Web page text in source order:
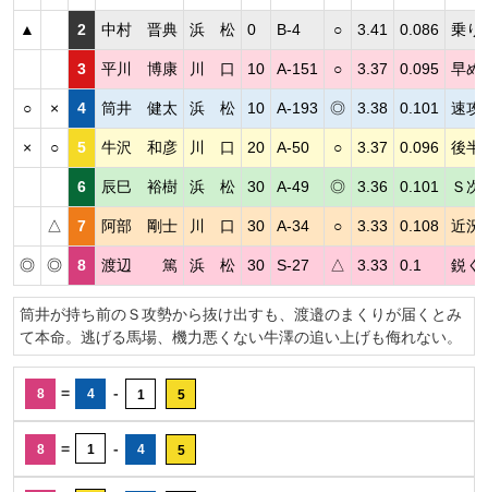
▲ 2 中村 晋典 浜 松 0 B-4 ○ 3.41 0.086 乗り
3 平川 博康 川 口 10 A-151 ○ 3.37 0.095 早め
○ × 4 筒井 健太 浜 松 10 A-193 ◎ 3.38 0.101 速攻
× ○ 5 牛沢 和彦 川 口 20 A-50 ○ 3.37 0.096 後半
6 辰巳 裕樹 浜 松 30 A-49 ◎ 3.36 0.101 Ｓ次
△ 7 阿部 剛士 川 口 30 A-34 ○ 3.33 0.108 近況
◎ ◎ 8 渡辺 篤 浜 松 30 S-27 △ 3.33 0.1 鋭く
筒井が持ち前のＳ攻勢から抜け出すも、渡邉のまくりが届くとみ
て本命。逃げる馬場、機力悪くない牛澤の追い上げも侮れない。
8 = 4 - 1 5
8 = 1 - 4 5